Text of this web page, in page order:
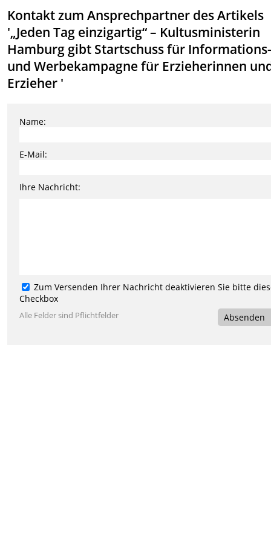
Kontakt zum Ansprechpartner des Artikels
'„Jeden Tag einzigartig“ – Kultusministerin
Hamburg gibt Startschuss für
und Werbekampagne für Erzieherinnen
Erzieher '
Name:
E-Mail:
Ihre Nachricht:
Zum Versenden Ihrer Nachricht deaktivieren Sie bitte
Checkbox
Alle Felder sind Pflichtfelder Absenden